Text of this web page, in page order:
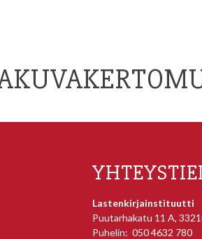
Lastenkirjainstituutti
Puutarhakatu 11 A,
Puhelin: 050 4632 780